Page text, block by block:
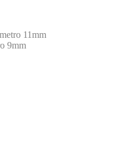
11mm
9mm